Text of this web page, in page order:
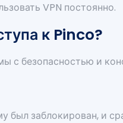
VPN постоянно.
к Pinco?
с безопасностью и
был заблокирован, и